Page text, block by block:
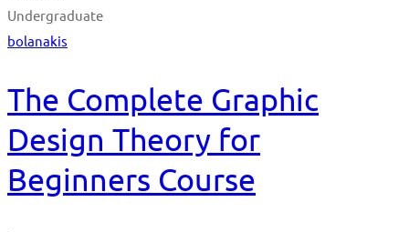
Undergraduate
bolanakis
The Complete Graphic
Design Theory for
Beginners Course